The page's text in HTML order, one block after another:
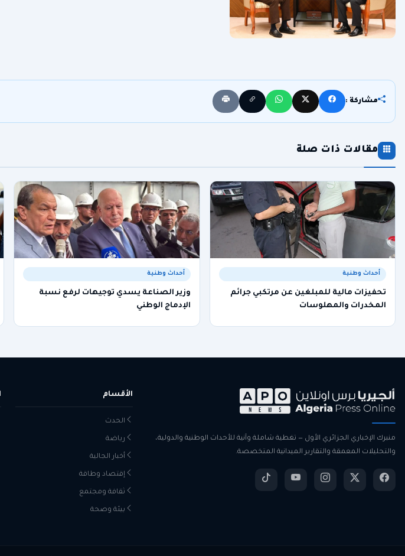
مشاركة :
مقالات ذات صلة
أحداث وطنية
تحفيزات مالية للمبلغين عن مرتكبي جرائم
المخدرات والمهلوسات
أحداث وطنية
وزير الصناعة يسدي توجيهات لرفع نسبة
الإدماج الوطني
منبرك الإخباري الجزائري الأول — تغطية شاملة وآنية للأحداث الوطنية والدولية،
والتحليلات المعمقة والتقارير الميدانية المتخصصة.
الأقسام
الحدث
رياضة
أخبار الجالية
إقتصاد وطاقة
ثقافة ومجتمع
بيئة وصحة